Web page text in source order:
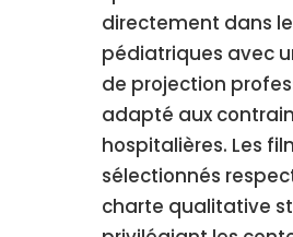
directement dans
pédiatriques avec
de projection
adapté aux
hospitalières. Les
sélectionnés
charte qualitative